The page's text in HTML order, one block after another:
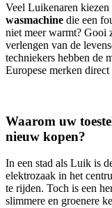
Veel Luikenaren
wasmachine die een
niet meer warmt? Gooi
verlengen van de
techniekers hebben de
Europese merken
Waarom uw
nieuw kopen?
In een stad als Luik is
elektrozaak in het
te rijden. Toch is een
slimmere en groenere